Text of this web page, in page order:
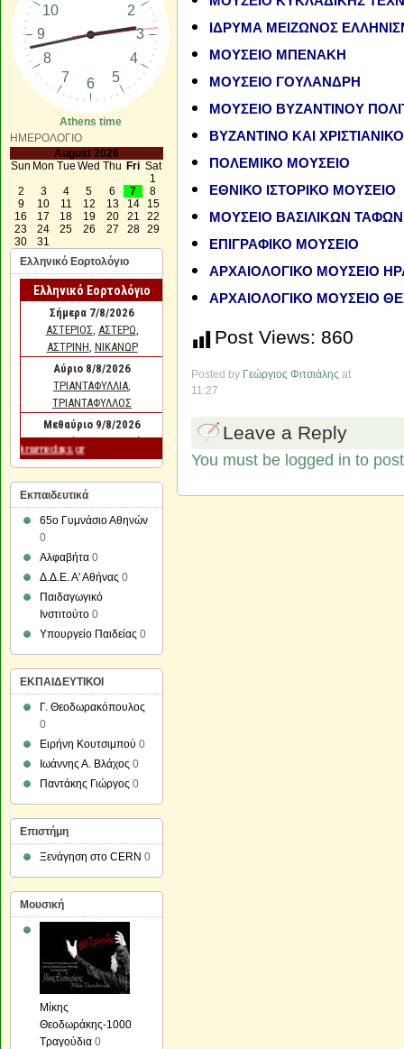
Athens time
ΗΜΕΡΟΛΟΓΙΟ
August 2026
Sun Mon Tue Wed Thu Fri Sat
1
2
3 4 5 6 7
8
9
10 11 12 13 14
15
16
17 18 19 20 21
22
23
24 25 26 27 28
29
30
31
Ελληνικό Εορτολόγιο
Εκπαιδευτικά
65ο Γυμνάσιο Αθηνών
0
Αλφαβήτα 0
Δ.Δ.Ε. Α' Αθήνας 0
Παιδαγωγικό
Ινστιτούτο 0
Υπουργείο Παιδείας 0
ΕΚΠΑΙΔΕΥΤΙΚΟΙ
Γ. Θεοδωρακόπουλος
0
Ειρήνη Κουτσιμπού 0
Ιωάννης Α. Βλάχος 0
Παντάκης Γιώργος 0
Επιστήμη
Ξενάγηση στο CERN 0
Μουσική
Μίκης
Θεοδωράκης-1000
Τραγούδια 0
ΙΔΡΥΜΑ ΜΕΙΖΩΝΟΣ
ΜΟΥΣΕΙΟ ΜΠΕΝΑΚΗ
ΜΟΥΣΕΙΟ ΓΟΥΛΑΝΔΡΗ
ΜΟΥΣΕΙΟ ΒΥΖΑΝΤΙΝΟΥ
ΒΥΖΑΝΤΙΝΟ ΚΑΙ
ΠΟΛΕΜΙΚΟ ΜΟΥΣΕΙΟ
ΕΘΝΙΚΟ ΙΣΤΟΡΙΚΟ ΜΟΥΣΕΙΟ
ΜΟΥΣΕΙΟ ΒΑΣΙΛΙΚΩΝ ΤΑΦΩΝ
ΕΠΙΓΡΑΦΙΚΟ ΜΟΥΣΕΙΟ
ΑΡΧΑΙΟΛΟΓΙΚΟ ΜΟΥΣΕΙΟ
ΑΡΧΑΙΟΛΟΓΙΚΟ ΜΟΥΣΕΙΟ
Post Views: 860
Posted by Γεώργιος Φιτσιάλης at
11:27
Leave a Reply
You must be logged in to